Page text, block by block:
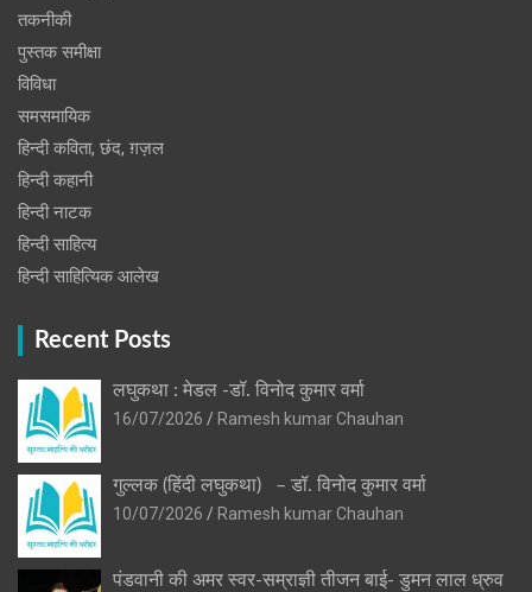
तकनीकी
पुस्‍तक समीक्षा
विविधा
समसमायिक
हिन्दी कविता, छंद, ग़ज़ल
हिन्दी कहानी
हिन्‍दी नाटक
हिन्दी साहित्य
हिन्दी साहित्यिक आलेख
Recent Posts
लघुकथा : मेडल -डॉ. विनोद कुमार वर्मा
16/07/2026
Ramesh kumar Chauhan
गुल्लक (हिंदी लघुकथा) – डॉ. विनोद कुमार वर्मा
10/07/2026
Ramesh kumar Chauhan
पंडवानी की अमर स्वर-सम्राज्ञी तीजन बाई- डुमन लाल ध्रुव